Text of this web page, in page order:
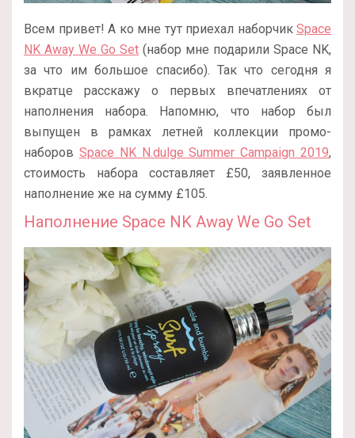
Всем привет! А ко мне тут приехал наборчик Space
NK Away We Go Set (набор мне подарили Space NK,
за что им большое спасибо). Так что сегодня я
вкратце расскажу о первых впечатлениях от
наполнения набора. Напомню, что набор был
выпущен в рамках летней коллекции промо-
наборов Space NK N.dulge Summer Campaign 2019,
стоимость набора составляет £50, заявленное
наполнение же на сумму £105.
Наполнение Space NK Away We Go Set